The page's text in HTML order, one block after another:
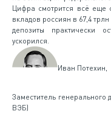
Цифра смотрится всё
вкладов россиян в 67,4
депозиты практически
ускорился.
Иван Потехин,
Заместитель
ВЭБ)